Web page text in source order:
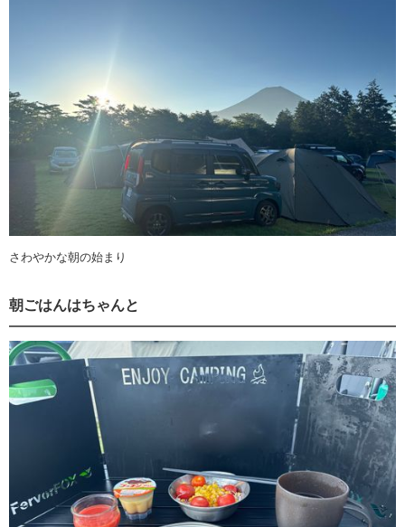
さわやかな朝の始まり
朝ごはんはちゃんと